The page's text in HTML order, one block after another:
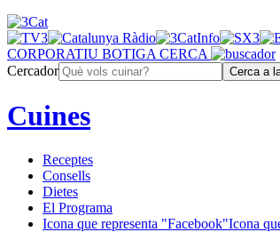
CORPORATIU BOTIGA CERCA
Cercador
Cerca a
Cuines
Receptes
Consells
Dietes
El Programa
Icona que representa "Facebook"Icona